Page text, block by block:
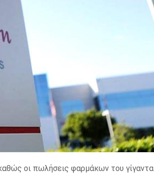
οι πωλήσεις φαρμάκων του γίγαντα